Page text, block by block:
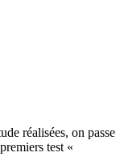
réalisées, on passe
test «